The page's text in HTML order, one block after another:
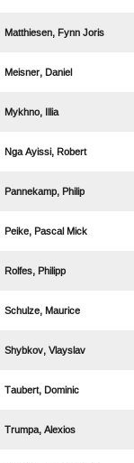
  
 
 
  
 
  
 
 
 
 
 